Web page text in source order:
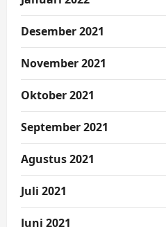
Desember 2021
November 2021
Oktober 2021
September 2021
Agustus 2021
Juli 2021
Juni 2021